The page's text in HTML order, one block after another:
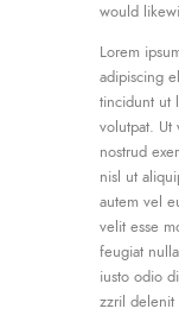
would
Lorem
adipiscing
tincidunt ut
volutpat. Ut
nostrud
nisl ut
autem vel
velit esse
feugiat
iusto odio
zzril delenit